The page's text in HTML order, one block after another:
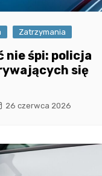
Zatrzymania
nie śpi: policja
się
26 czerwca 2026